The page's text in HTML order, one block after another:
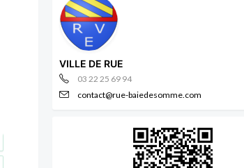
VILLE DE RUE
03 22 25 69 94
contact@rue-baiedesomme.com